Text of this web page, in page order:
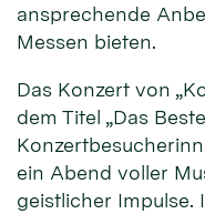
ansprechende
Messen bieten.
Das Konzert von
dem Titel „Das
ein Abend voller
geistlicher Impulse.